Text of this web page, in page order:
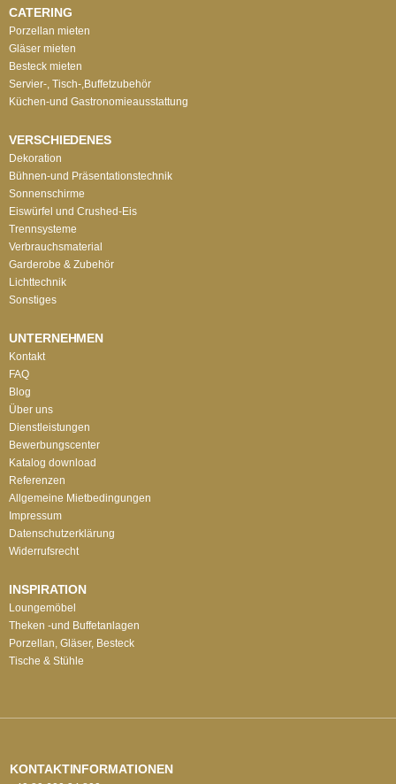
CATERING
Porzellan mieten
Gläser mieten
Besteck mieten
Servier-, Tisch-,Buffetzubehör
Küchen-und Gastronomieausstattung
VERSCHIEDENES
Dekoration
Bühnen-und Präsentationstechnik
Sonnenschirme
Eiswürfel und Crushed-Eis
Trennsysteme
Verbrauchsmaterial
Garderobe & Zubehör
Lichttechnik
Sonstiges
UNTERNEHMEN
Kontakt
FAQ
Blog
Über uns
Dienstleistungen
Bewerbungscenter
Katalog download
Referenzen
Allgemeine Mietbedingungen
Impressum
Datenschutzerklärung
Widerrufsrecht
INSPIRATION
Loungemöbel
Theken -und Buffetanlagen
Porzellan, Gläser, Besteck
Tische & Stühle
KONTAKTINFORMATIONEN